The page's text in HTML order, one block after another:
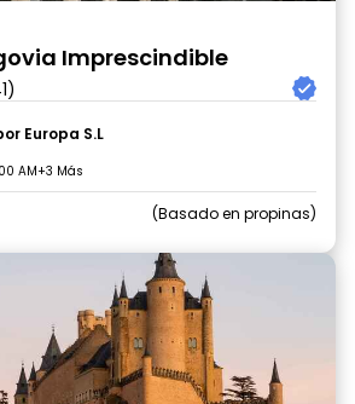
Imprescindible
Europa S.L
AM+3 Más
Basado en propinas